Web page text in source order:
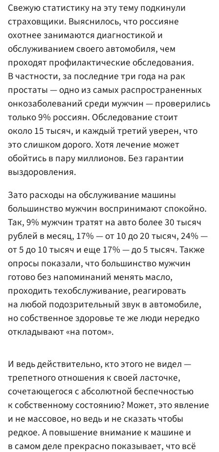
Свежую статистику на эту тему подкинули
страховщики. Выяснилось, что россияне
охотнее занимаются диагностикой и
обслуживанием своего автомобиля, чем
проходят профилактические обследования.
В частности, за последние три года на рак
простаты — одно из самых распространенных
онкозаболеваний среди мужчин — проверились
только 9% россиян. Обследование стоит
около 15 тысяч, и каждый третий уверен, что
это слишком дорого. Хотя лечение может
обойтись в пару миллионов. Без гарантии
выздоровления.
Зато расходы на обслуживание машины
большинство мужчин воспринимают спокойно.
Так, 9% мужчин тратят на авто более 30 тысяч
рублей в месяц, 17% — от 10 до 20 тысяч, 24% —
от 5 до 10 тысяч и еще 17% — до 5 тысяч. Также
опросы показали, что большинство мужчин
готово без напоминаний менять масло,
проходить техобслуживание, реагировать
на любой подозрительный звук в автомобиле,
но собственное здоровье те же люди нередко
откладывают «на потом».
И ведь действительно, кто этого не видел —
трепетного отношения к своей ласточке,
сочетающегося с абсолютной беспечностью
к собственному состоянию? Может, это явление
и не массовое, но ведь и не сказать чтобы
редкое. А повышение внимание к машине и
в самом деле прекрасно показывает, что всё